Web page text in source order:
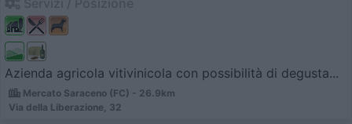
Azienda agricola vitivinicola con possibilità di degusta...
Mercato Saraceno (FC) - 26.9km
Via della Liberazione, 32